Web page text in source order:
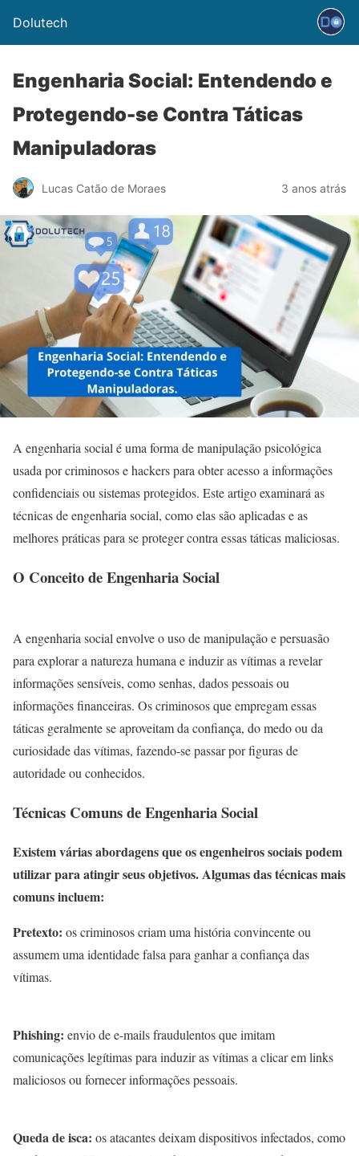
Dolutech
Engenharia Social: Entendendo e
Protegendo-se Contra Táticas
Manipuladoras
Lucas Catão de Moraes 3 anos atrás
A engenharia social é uma forma de manipulação psicológica
usada por criminosos e hackers para obter acesso a informações
confidenciais ou sistemas protegidos. Este artigo examinará as
técnicas de engenharia social, como elas são aplicadas e as
melhores práticas para se proteger contra essas táticas maliciosas.
O Conceito de Engenharia Social
A engenharia social envolve o uso de manipulação e persuasão
para explorar a natureza humana e induzir as vítimas a revelar
informações sensíveis, como senhas, dados pessoais ou
informações financeiras. Os criminosos que empregam essas
táticas geralmente se aproveitam da confiança, do medo ou da
curiosidade das vítimas, fazendo-se passar por figuras de
autoridade ou conhecidos.
Técnicas Comuns de Engenharia Social
Existem várias abordagens que os engenheiros sociais podem
utilizar para atingir seus objetivos. Algumas das técnicas mais
comuns incluem:
Pretexto: os criminosos criam uma história convincente ou
assumem uma identidade falsa para ganhar a confiança das
vítimas.
Phishing: envio de e-mails fraudulentos que imitam
comunicações legítimas para induzir as vítimas a clicar em links
maliciosos ou fornecer informações pessoais.
Queda de isca: os atacantes deixam dispositivos infectados, como